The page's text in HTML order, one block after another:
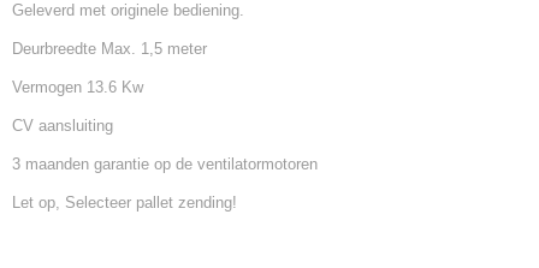
Geleverd met originele bediening.
Deurbreedte Max. 1,5 meter
Vermogen 13.6 Kw
CV aansluiting
3 maanden garantie op de ventilatormotoren
Let op, Selecteer pallet zending!